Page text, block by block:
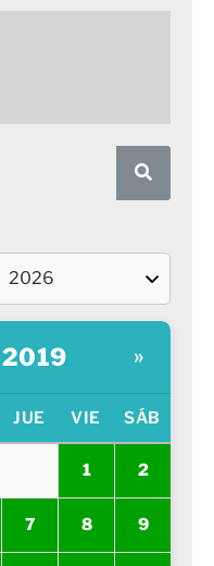
2019 »
JUE VIE SÁB
1 2
7 8 9